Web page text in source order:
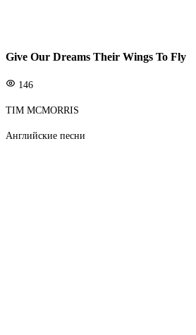
Give Our Dreams Their Wings To Fly
146
TIM MCMORRIS
Английские песни